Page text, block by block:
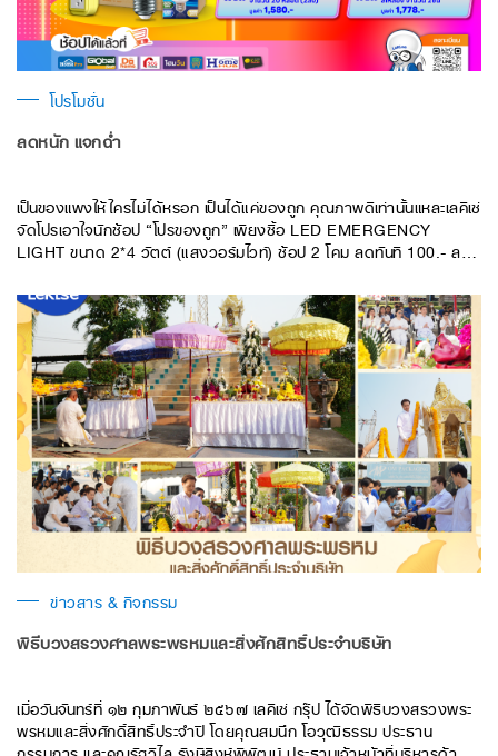
โปรโมชั่น
ลดหนัก แจกฉ่ำ
เป็นของแพงให้ใครไม่ได้หรอก เป็นได้แค่ของถูก คุณภาพดีเท่านั้นแหละเลคิเซ่
จัดโปรเอาใจนักช้อป “โปรของถูก” เพียงซื้อ LED EMERGENCY
LIGHT ขนาด 2*4 วัตต์ (แสงวอร์มไวท์) ช้อป 2 โคม ลดทันที 100.- ลด
ข่าวสาร & กิจกรรม
พิธีบวงสรวงศาลพระพรหมและสิ่งศักสิทธิ์ประจำบริษัท
เมื่อวันจันทร์ที่ ๑๒ กุมภาพันธ์ ๒๕๖๗ เลคิเซ่ กรุ๊ป ได้จัดพิธีบวงสรวงพระ
พรหมและสิ่งศักดิ์สิทธิ์ประจำปี โดยคุณสมนึก โอวุฒิธรรม ประธาน